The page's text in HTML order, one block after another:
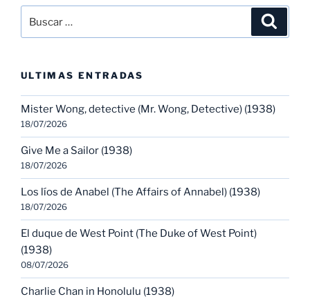
por:
ULTIMAS ENTRADAS
Mister Wong, detective (Mr. Wong, Detective) (1938)
18/07/2026
Give Me a Sailor (1938)
18/07/2026
Los líos de Anabel (The Affairs of Annabel) (1938)
18/07/2026
El duque de West Point (The Duke of West Point)
(1938)
08/07/2026
Charlie Chan in Honolulu (1938)